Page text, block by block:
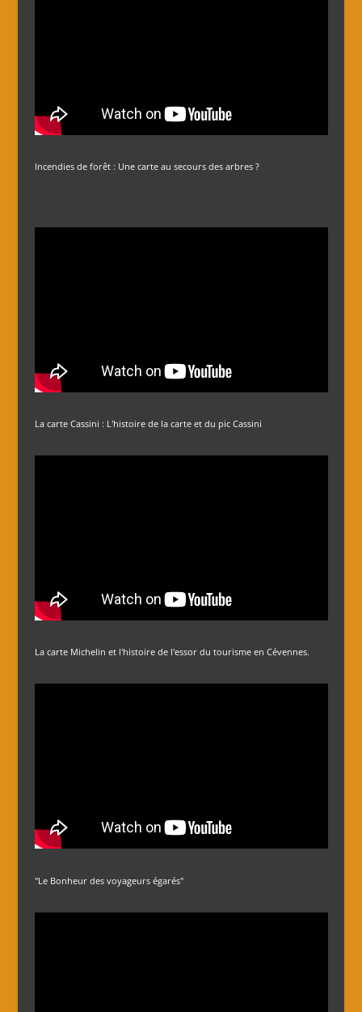
Incendies de forêt : Une carte au secours des arbres ?
La carte Cassini : L'histoire de la carte et du pic Cassini
La carte Michelin et l'histoire de l'essor du tourisme en Cévennes.
"Le Bonheur des voyageurs égarés"